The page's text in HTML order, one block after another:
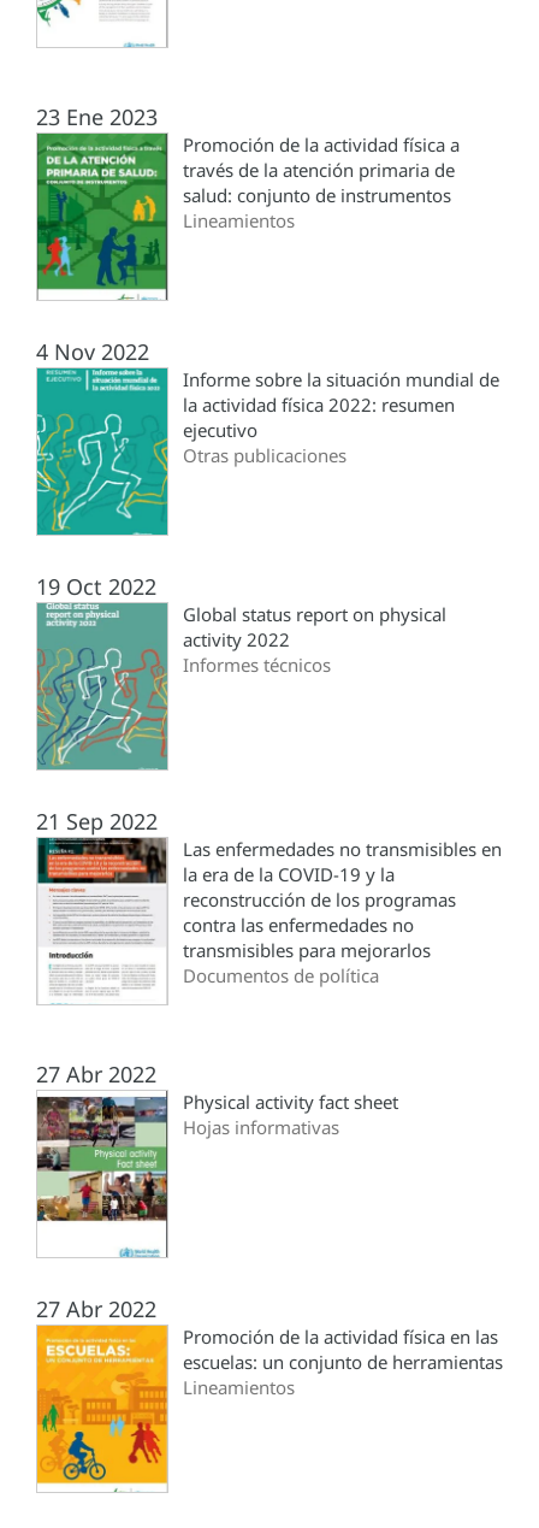
23 Ene 2023
Promoción de la actividad física a
través de la atención primaria de
salud: conjunto de instrumentos
Lineamientos
4 Nov 2022
Informe sobre la situación mundial de
la actividad física 2022: resumen
ejecutivo
Otras publicaciones
19 Oct 2022
Global status report on physical
activity 2022
Informes técnicos
21 Sep 2022
Las enfermedades no transmisibles en
la era de la COVID-19 y la
reconstrucción de los programas
contra las enfermedades no
transmisibles para mejorarlos
Documentos de política
27 Abr 2022
Physical activity fact sheet
Hojas informativas
27 Abr 2022
Promoción de la actividad física en las
escuelas: un conjunto de herramientas
Lineamientos